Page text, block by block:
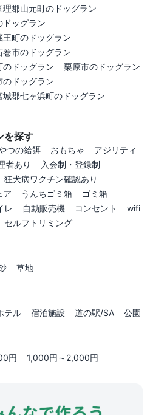
理郡山元町のドッグラン
ドッグラン
王町のドッグラン
巻市のドッグラン
のドッグラン
栗原市のドッグラン
のドッグラン
城郡七ヶ浜町のドッグラン
を探す
つの給餌 おもちゃ
アジリティ
者あり
入会制・登録制
狂犬病ワクチン確認あり
ア うんちゴミ箱
ゴミ箱
レ 自動販売機 コンセント
wifi
セルフトリミング
草地
テル 宿泊施設 道の駅/SA 公園
円
1,000円～2,000円